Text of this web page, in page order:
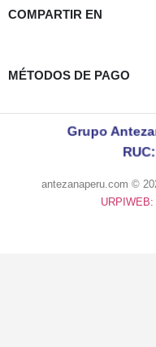
COMPARTIR EN
MÉTODOS DE PAGO
Grupo
antezanaperu.com ©